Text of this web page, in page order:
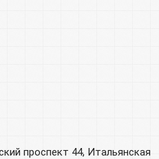
проспект 44, Итальянская